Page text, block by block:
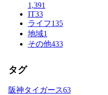
1,391
IT33
ライフ135
地域1
その他433
タグ
阪神タイガース63